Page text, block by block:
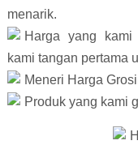
menarik.
Harga yang kami
kami tangan pertama
Meneri Harga
Produk yang kami